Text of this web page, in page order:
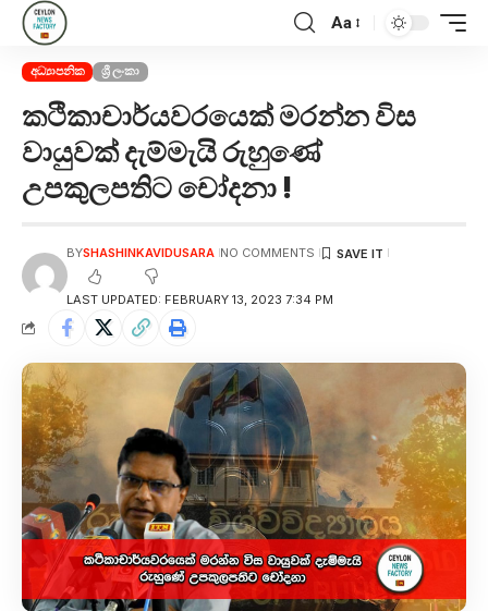
Aa
අධ්‍යාපනික ශ්‍රී ලංකා
කථිකාචාර්යවරයෙක් මරන්න විස
වායුවක් දැම්මැයි රුහුණේ
උපකුලපතිට චෝදනා !
LAST UPDATED: FEBRUARY 13, 2023 7:34 PM
BYSHASHINKAVIDUSARA NO COMMENTS